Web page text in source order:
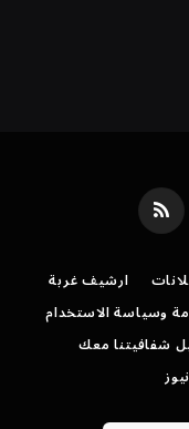
RSS
ارشيف غربة
وسياسة الاستخدام
شفافيتنا معك